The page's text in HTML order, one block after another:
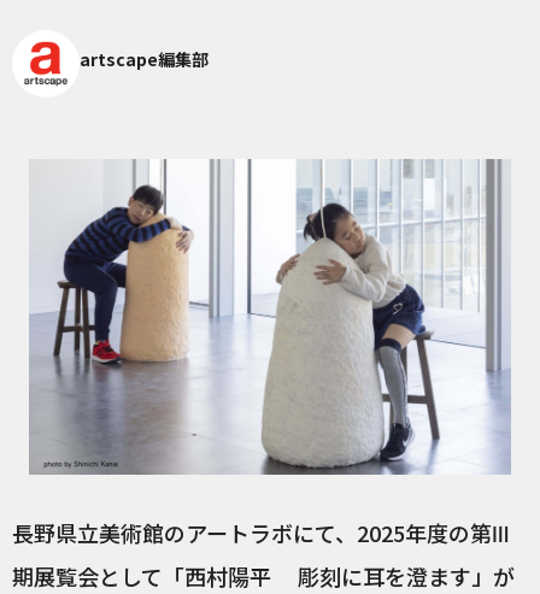
artscape編集部
長野県立美術館のアートラボにて、2025年度の第Ⅲ
期展覧会として「西村陽平 彫刻に耳を澄ます」が